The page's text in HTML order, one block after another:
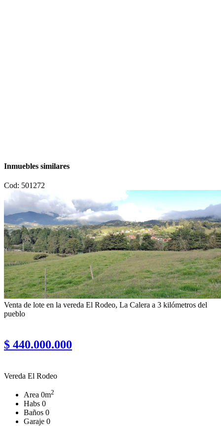
Inmuebles similares
Cod: 501272
Venta de lote en la vereda El Rodeo, La Calera a 3 kilómetros del
pueblo
$ 440.000.000
Vereda El Rodeo
Area 0m2
Habs 0
Baños 0
Garaje 0